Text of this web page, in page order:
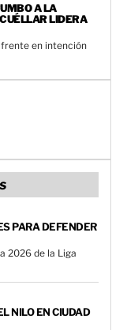
A LA
LIDERA
frente en intención
PARA DEFENDER
2026 de la Liga
NILO EN CIUDAD